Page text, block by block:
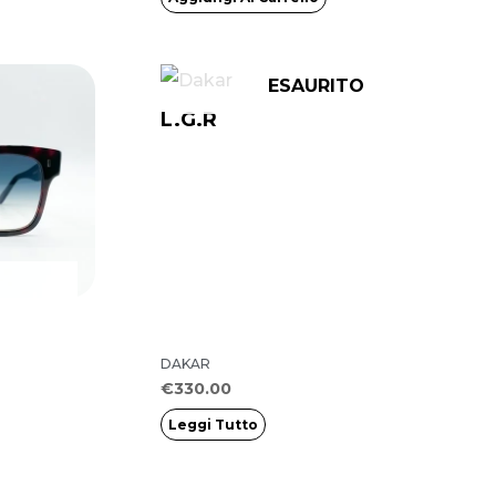
L.G.R
ESAURITO
DAKAR
€330.00
Leggi Tutto